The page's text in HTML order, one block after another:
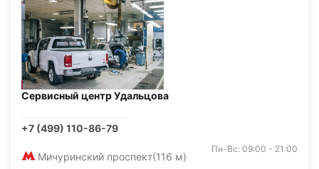
Сервисный центр Удальцова
+7 (499) 110-86-79
Мичуринский проспект(116 м)
Пн-Вс: 09:00 - 21:00